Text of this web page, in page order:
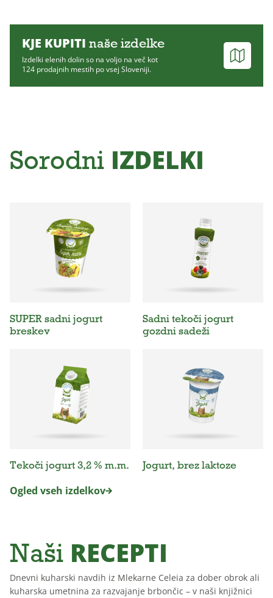
KJE KUPITI naše izdelke
Izdelki elenih dolin so na voljo na več kot
124 prodajnih mestih po vsej Sloveniji.
Sorodni IZDELKI
SUPER sadni jogurt
breskev
Sadni tekoči jogurt
gozdni sadeži
Tekoči jogurt 3,2 % m.m.
Jogurt, brez laktoze
Ogled vseh izdelkov
Naši RECEPTI
Dnevni kuharski navdih iz Mlekarne Celeia za dober obrok ali
kuharska umetnina za razvajanje brbončic – v naši knjižnici